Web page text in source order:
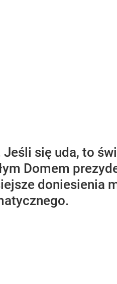
się uda, to
Domem
doniesienia